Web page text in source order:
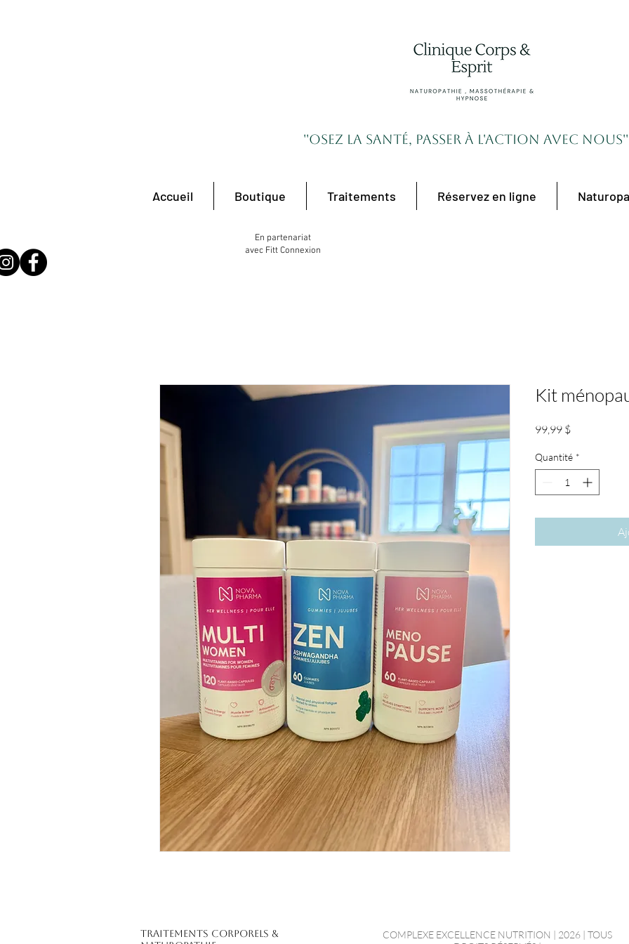
''Osez la santé, passer à l'action avec nous''
Accueil Boutique Traitements Réservez en ligne
En partenariat
avec Fitt Connexion
Kit
99,99 $Prix
Quantité *
Traitements corporels &
COMPLEXE EXCELLENCE NUTRITION | 2026 | TOUS